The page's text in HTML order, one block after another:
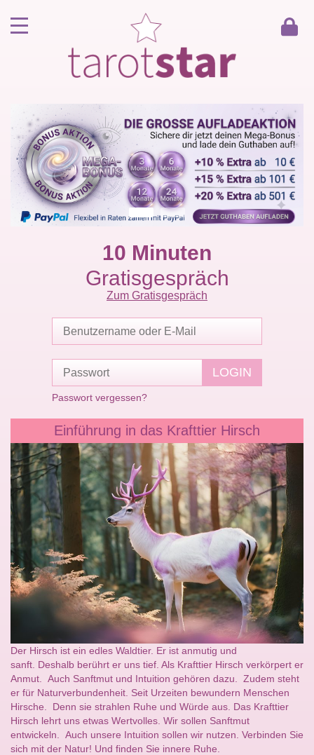
Kunde werden
Berater werden
Kartenlegen Gratisgespräch
Gästebuch
10 Minuten
Gratisgespräch
Zum Gratisgespräch
Passwort vergessen?
Einführung in das Krafttier Hirsch
Der Hirsch ist ein edles Waldtier. Er ist anmutig und
sanft. Deshalb berührt er uns tief. Als Krafttier Hirsch verkörpert er
Anmut. Auch Sanftmut und Intuition gehören dazu. Zudem steht
er für Naturverbundenheit. Seit Urzeiten bewundern Menschen
Hirsche. Denn sie strahlen Ruhe und Würde aus. Das Krafttier
Hirsch lehrt uns etwas Wertvolles. Wir sollen Sanftmut
entwickeln. Auch unsere Intuition sollen wir nutzen. Verbinden Sie
sich mit der Natur! Und finden Sie innere Ruhe.